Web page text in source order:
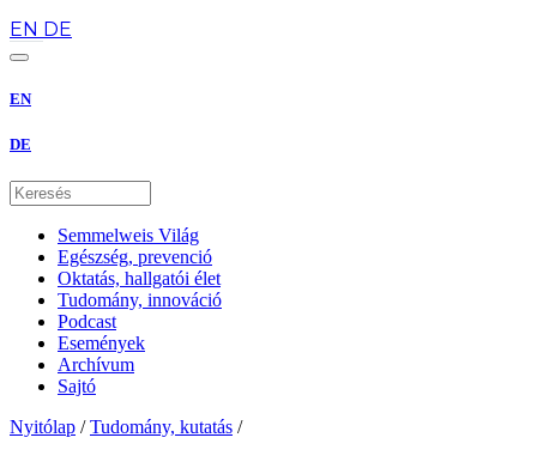
EN DE
EN
DE
Semmelweis Világ
Egészség, prevenció
Oktatás, hallgatói élet
Tudomány, innováció
Podcast
Események
Archívum
Sajtó
Nyitólap / Tudomány, kutatás /